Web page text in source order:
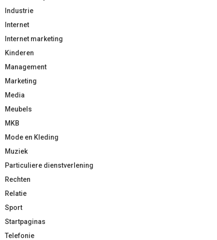
Industrie
Internet
Internet marketing
Kinderen
Management
Marketing
Media
Meubels
MKB
Mode en Kleding
Muziek
Particuliere dienstverlening
Rechten
Relatie
Sport
Startpaginas
Telefonie